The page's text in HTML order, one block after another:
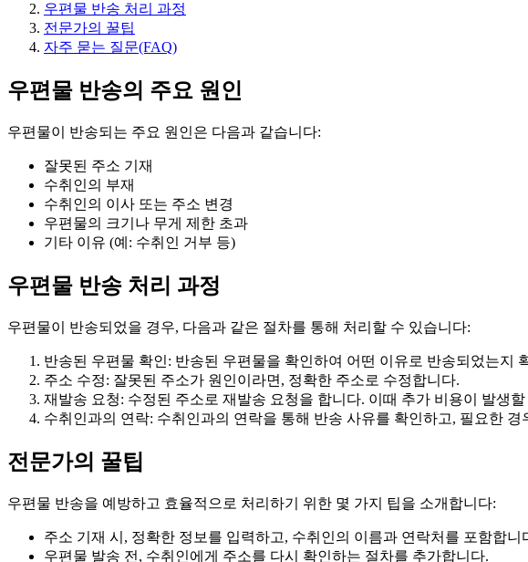
우편물 반송 처리 과정
전문가의 꿀팁
자주 묻는 질문(FAQ)
우편물 반송의 주요 원인
우편물이 반송되는 주요 원인은 다음과 같습니다:
잘못된 주소 기재
수취인의 부재
수취인의 이사 또는 주소 변경
우편물의 크기나 무게 제한 초과
기타 이유 (예: 수취인 거부 등)
우편물 반송 처리 과정
우편물이 반송되었을 경우, 다음과 같은 절차를 통해 처리할 수 있습니다:
반송된 우편물 확인: 반송된 우편물을 확인하여 어떤 이유로 반송되었는지
주소 수정: 잘못된 주소가 원인이라면, 정확한 주소로 수정합니다.
재발송 요청: 수정된 주소로 재발송 요청을 합니다. 이때 추가 비용이 발생
수취인과의 연락: 수취인과의 연락을 통해 반송 사유를 확인하고, 필요한
전문가의 꿀팁
우편물 반송을 예방하고 효율적으로 처리하기 위한 몇 가지 팁을 소개합니다:
주소 기재 시, 정확한 정보를 입력하고, 수취인의 이름과 연락처를 포함합니
우편물 발송 전, 수취인에게 주소를 다시 확인하는 절차를 추가합니다.